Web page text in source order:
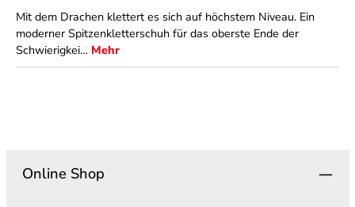
Mit dem Drachen klettert es sich auf höchstem Niveau. Ein
moderner Spitzenkletterschuh für das oberste Ende der
Schwierigkei… Mehr
Online Shop